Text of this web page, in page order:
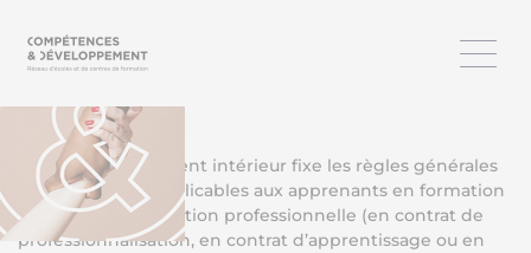
2022 - 2023
PREAMBULE
Le présent règlement intérieur fixe les règles générales
et particulières applicables aux apprenants en formation
initiale ou en formation professionnelle (en contrat de
professionnalisation, en contrat d’apprentissage ou en